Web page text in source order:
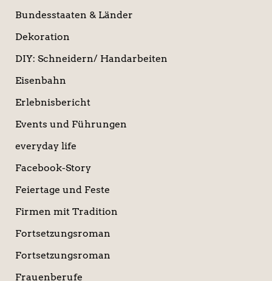
Bundesstaaten & Länder
Dekoration
DIY: Schneidern/ Handarbeiten
Eisenbahn
Erlebnisbericht
Events und Führungen
everyday life
Facebook-Story
Feiertage und Feste
Firmen mit Tradition
Fortsetzungsroman
Fortsetzungsroman
Frauenberufe